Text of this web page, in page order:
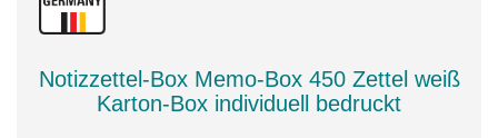
Notizzettel-Box Memo-Box 450 Zettel weiß
Karton-Box individuell bedruckt